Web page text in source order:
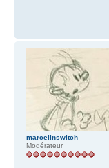
marcelinswitch
Modérateur